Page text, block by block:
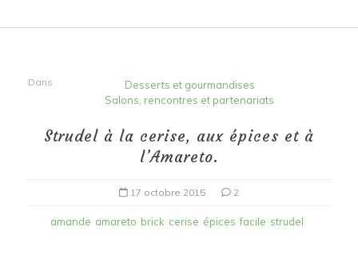
Dans
Desserts et gourmandises
Salons, rencontres et partenariats
Strudel à la cerise, aux épices et à
l’Amareto.
17 octobre 2015 2
amande amareto brick cerise épices facile strudel